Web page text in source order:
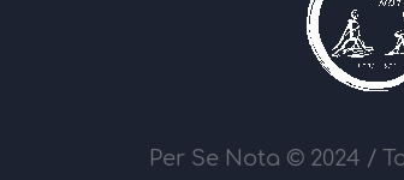
Per Se Nota © 2024 /